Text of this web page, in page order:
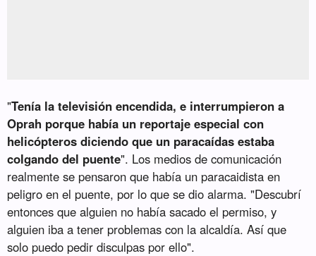
"Tenía la televisión encendida, e interrumpieron a
Oprah porque había un reportaje especial con
helicópteros diciendo que un paracaídas estaba
colgando del puente". Los medios de comunicación
realmente se pensaron que había un paracaidista en
peligro en el puente, por lo que se dio alarma. "Descubrí
entonces que alguien no había sacado el permiso, y
alguien iba a tener problemas con la alcaldía. Así que
solo puedo pedir disculpas por ello".